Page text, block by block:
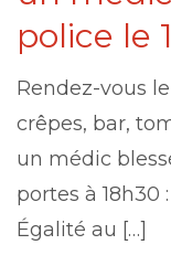
police le
Rendez-vous
crêpes, bar,
un médic
portes à 18h30
Égalité au […]